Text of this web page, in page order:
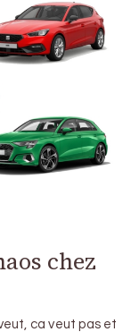
chez
ca veut pas et